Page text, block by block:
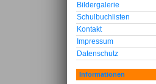
Bildergalerie
Schulbuchlisten
Kontakt
Impressum
Datenschutz
Informationen